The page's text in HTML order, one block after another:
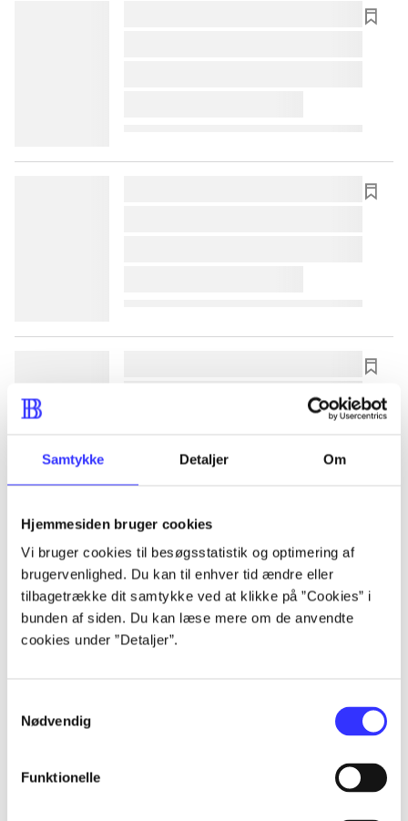
Samtykke Detaljer Om
Hjemmesiden bruger cookies
Vi bruger cookies til besøgsstatistik og optimering af
brugervenlighed. Du kan til enhver tid ændre eller
tilbagetrække dit samtykke ved at klikke på ”Cookies” i
bunden af siden. Du kan læse mere om de anvendte
cookies under ”Detaljer”.
Nødvendig
Funktionelle
lorem ipsum dolor sit amet ...
lorem ipsum dolor sit amet ...
lorem ipsum dolor sit amet ...
lorem ipsum dolor sit amet ...
lorem ipsum dolor sit amet ...
lorem ipsum dolor sit amet ...
lorem ipsum dolor sit amet ...
lorem ipsum dolor sit amet ...
lorem ipsum dolor sit amet ...
lorem ipsum dolor sit amet ...
lorem ipsum dolor sit amet ...
lorem ipsum dolor sit amet ...
lorem ipsum dolor sit amet ...